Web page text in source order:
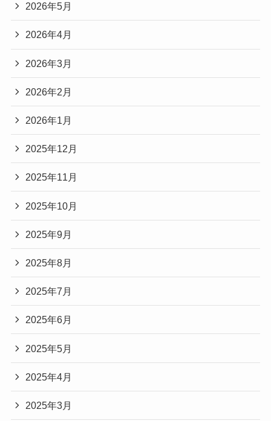
2026年5月
2026年4月
2026年3月
2026年2月
2026年1月
2025年12月
2025年11月
2025年10月
2025年9月
2025年8月
2025年7月
2025年6月
2025年5月
2025年4月
2025年3月